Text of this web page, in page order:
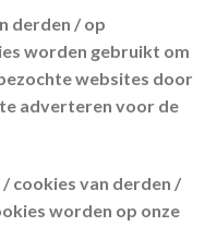
derden / op
worden gebruikt om
websites door
adverteren voor de
cookies van derden /
worden op onze